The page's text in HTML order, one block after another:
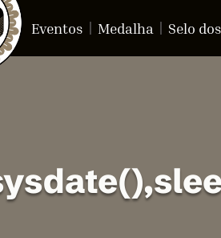
Eventos Medalha Selo